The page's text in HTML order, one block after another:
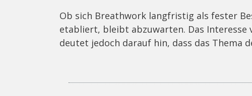
Ob sich Breathwork langfristig als fester
etabliert, bleibt abzuwarten. Das Interesse
deutet jedoch darauf hin, dass das Thema